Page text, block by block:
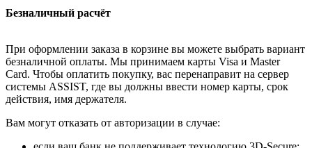
Безналичный расчёт
При оформлении заказа в корзине вы можете выбрать вариант
безналичной оплаты. Мы принимаем карты Visa и Master
Card. Чтобы оплатить покупку, вас перенаправит на сервер
системы ASSIST, где вы должны ввести номер карты, срок
действия, имя держателя.
Вам могут отказать от авторизации в случае: